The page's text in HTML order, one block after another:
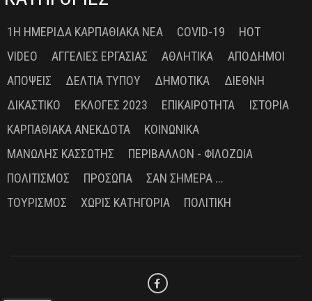
1Η ΗΜΕΡΊΔΑ ΚΑΡΠΑΘΙΑΚΆ ΝΈΑ COVID-19
HOT
VIDEO
ΑΓΓΕΛΊΕΣ ΕΡΓΑΣΊΑΣ ΑΘΛΗΤΙΚΆ
ΑΠΌΔΗΜΟΙ
ΑΠΌΨΕΙΣ
ΔΕΛΤΊΑ ΤΎΠΟΥ ΔΗΜΟΤΙΚΆ
ΔΙΕΘΝΉ
ΔΙΚΑΣΤΙΚΌ
ΕΚΛΟΓΈΣ 2023 ΕΠΙΚΑΙΡΌΤΗΤΑ
ΙΣΤΟΡΊΑ
ΚΑΡΠΑΘΙΑΚΆ ΑΝΈΚΔΟΤΑ
ΚΟΙΝΩΝΙΚΆ
ΜΑΝΏΛΗΣ ΚΑΣΣΏΤΗΣ
ΠΕΡΙΒΆΛΛΟΝ - ΦΙΛΟΖΩΊΑ
ΠΟΛΙΤΙΣΜΌΣ
ΠΡΌΣΩΠΑ
ΣΑΝ ΣΉΜΕΡΑ ...
ΤΟΥΡΙΣΜΌΣ
ΧΩΡΊΣ ΚΑΤΗΓΟΡΊΑ ΠΟΛΙΤΙΚΉ